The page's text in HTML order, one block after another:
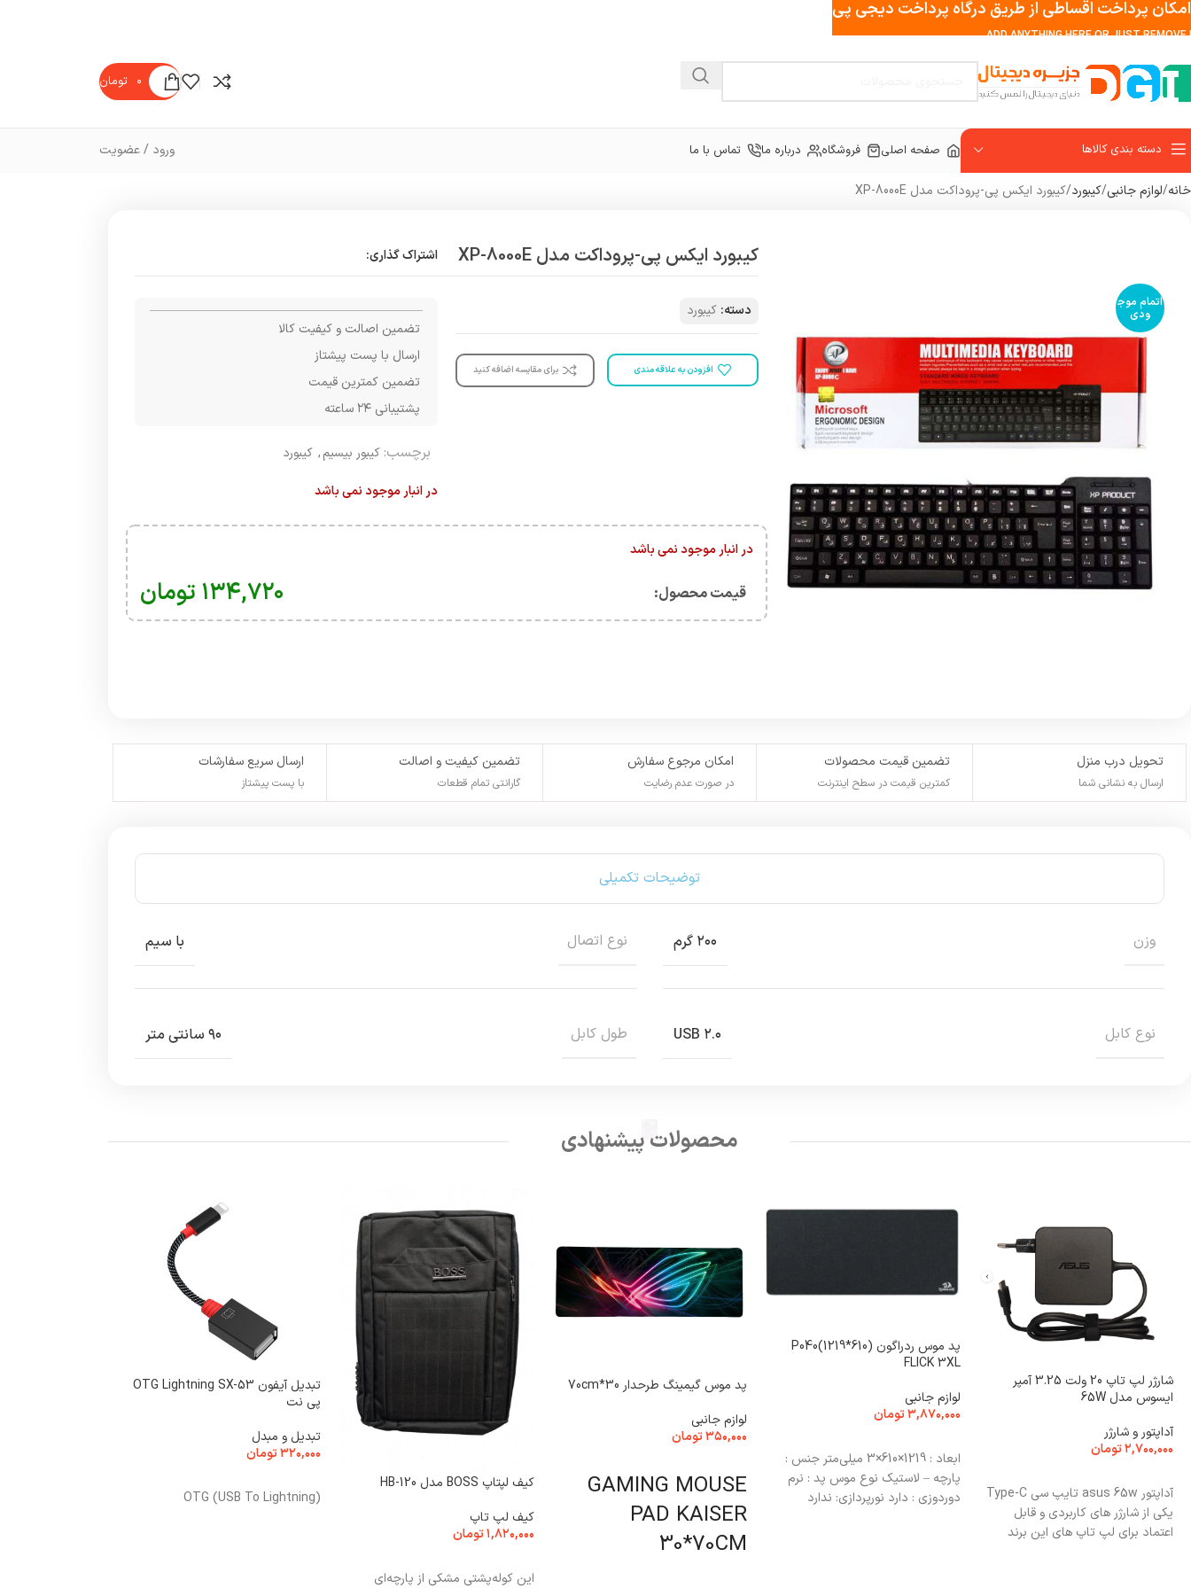
ADD ANYTHING HERE OR JUST REMOVE
۰ تومان
دسته بندی کالاها صفحه اصلی فروشگاه درباره ما تماس با ما ورود / عضویت
خانه لوازم جانبی کیبورد کیبورد ایکس پی-پروداکت مدل XP-8000E
اتمام موج
ودی
کیبورد ایکس پی-پروداکت مدل XP-8000E اشتراک گذاری:
دسته: کیبورد
افزودن به علاقه مندی برای مقایسه اضافه کنید
تضمین اصالت و کیفیت کالا
ارسال با پست پیشتاز
تضمین کمترین قیمت
پشتیبانی ۲۴ ساعته
برچسب: کیبور بیسیم, کیبورد
در انبار موجود نمی باشد
در انبار موجود نمی باشد
قیمت محصول:​ ۱۳۴,۷۲۰ تومان
تحویل درب منزل
ارسال به نشانی شما
تضمین قیمت محصولات
کمترین قیمت در سطح اینترنت
امکان مرجوع سفارش
در صورت عدم رضایت
تضمین کیفیت و اصالت
گارانتی تمام قطعات
ارسال سریع سفارشات
با پست پیشتاز
توضیحات تکمیلی
وزن ۲۰۰ گرم نوع اتصال با سیم
نوع کابل USB ۲.۰ طول کابل ۹۰ سانتی متر
محصولات پیشنهادی
شارژر لپ تاپ 20 ولت 3.25 آمپر
ایسوس مدل 65W
آداپتور و شارژر
۲,۷۰۰,۰۰۰تومان
آداپتور asus 65w تایپ سی Type-C
یکی از شارژر های کاربردی و قابل
اعتماد برای لپ‌ تاپ‌ های این برند
پد موس ردراگون (610*1219)P040
FLICK 3XL
لوازم جانبی
۳,۸۷۰,۰۰۰تومان
ابعاد : 1219×610×3 میلی‌متر جنس :
پارچه – لاستیک نوع موس پد : نرم
دوردوزی : دارد نورپردازی: ندارد
پد موس گیمینگ طرحدار 30*70cm
لوازم جانبی
۳۵۰,۰۰۰تومان
GAMING MOUSE
PAD KAISER
30*70CM
کیف لپتاپ BOSS مدل HB-120
کیف لپ تاپ
۱,۸۲۰,۰۰۰تومان
این کوله‌پشتی مشکی از پارچه‌ای
تبدیل آیفون OTG Lightning SX-53
پی نت
تبدیل و مبدل
۳۲۰,۰۰۰تومان
OTG (USB To Lightning)
امکان پرداخت اقساطی از طریق درگاه پرداخت دیجی پی